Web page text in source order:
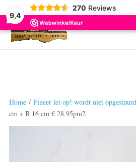
9,4
270 Reviews
Home/ Fineer let op! wordt niet
cm x B 16 cm € 28.95pm2